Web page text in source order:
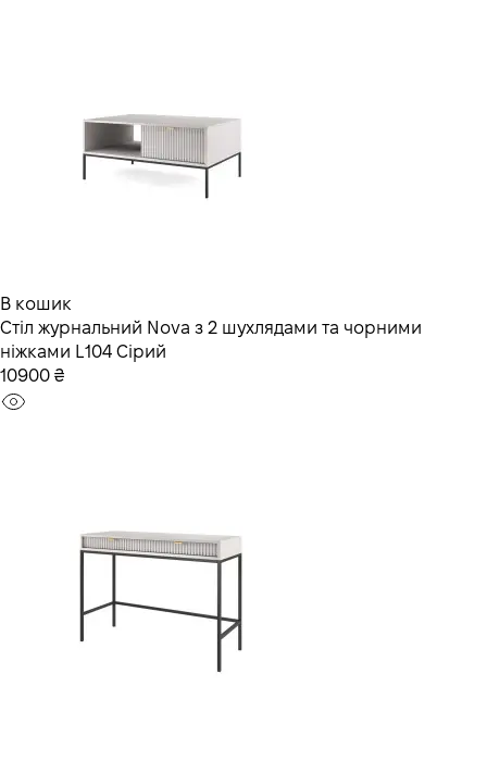
В кошик
Стіл журнальний Nova з 2 шухлядами та чорними
ніжками L104 Сірий
10900 ₴